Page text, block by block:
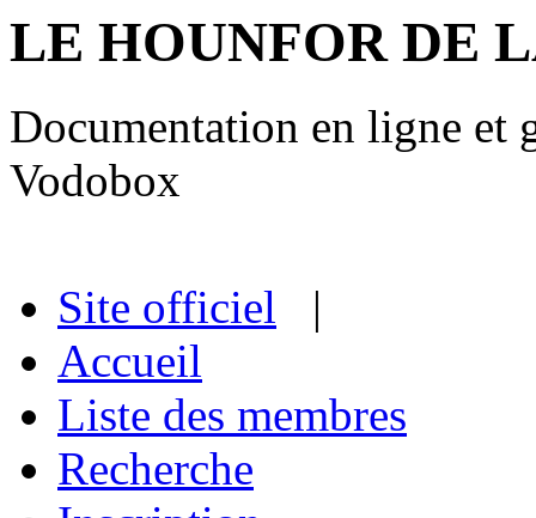
LE HOUNFOR DE
Documentation en ligne et
Vodobox
Site officiel |
Accueil
Liste des membres
Recherche